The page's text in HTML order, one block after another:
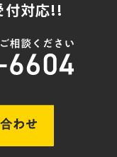
付対応!!